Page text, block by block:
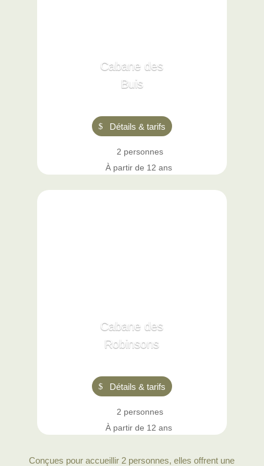
Cabane des
Buis
Détails & tarifs
2 personnes
À partir de 12 ans
Cabane des
Robinsons
Détails & tarifs
2 personnes
À partir de 12 ans
Conçues pour accueillir 2 personnes, elles offrent une